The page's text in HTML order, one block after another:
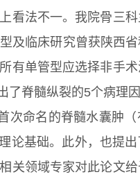
看法不一。我院骨三
及临床研究曾获陕西省
有单管型应选择非手
了脊髓纵裂的5个病理
命名的脊髓水囊肿（
论基础。此外，也提
关领域专家对此论文